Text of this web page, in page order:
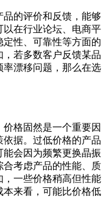
的评价和反馈，能够
在行业论坛、电商平
性、可靠性等方面的
若多数客户反馈某品
漂移问题，那么在选
格固然是一个重要因
据。过低价格的产品
会因为频繁更换晶振
考虑产品的性能、质
一些价格稍高但性能
来看，可能比价格低